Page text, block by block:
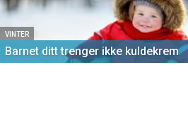
VINTER
Barnet ditt trenger ikke kuldekrem